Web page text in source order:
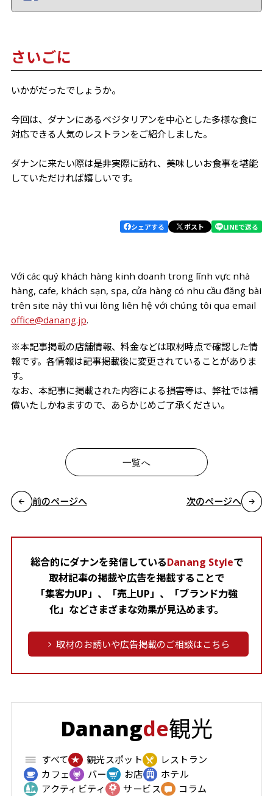
さいごに
いかがだったでしょうか。
今回は、ダナンにあるベジタリアンを中心とした多様な食に
対応できる人気のレストランをご紹介しました。
ダナンに来たい際は是非実際に訪れ、美味しいお食事を堪能
していただければ嬉しいです。
シェアする ポスト LINEで送る
Với các quý khách hàng kinh doanh trong lĩnh vực nhà
hàng, cafe, khách sạn, spa, cửa hàng có nhu cầu đăng bài
trên site này thì vui lòng liên hệ với chúng tôi qua email
office@danang.jp.
※本記事掲載の店舗情報、料金などは取材時点で確認した情
報です。各情報は記事掲載後に変更されていることがありま
す。
なお、本記事に掲載された内容による損害等は、弊社では補
償いたしかねますので、あらかじめご了承ください。
前のページへ
一覧へ
次のページへ
総合的にダナンを発信しているDanang Styleで
取材記事の掲載や広告を掲載することで
「集客力UP」、「売上UP」、「ブランド力強
化」などさまざまな効果が見込めます。
取材のお誘いや広告掲載のご相談はこちら
Danangde観光
すべて 観光スポット
レストラン
カフェ
バー お店
ホテル
アクティビティ
サービス
コラム